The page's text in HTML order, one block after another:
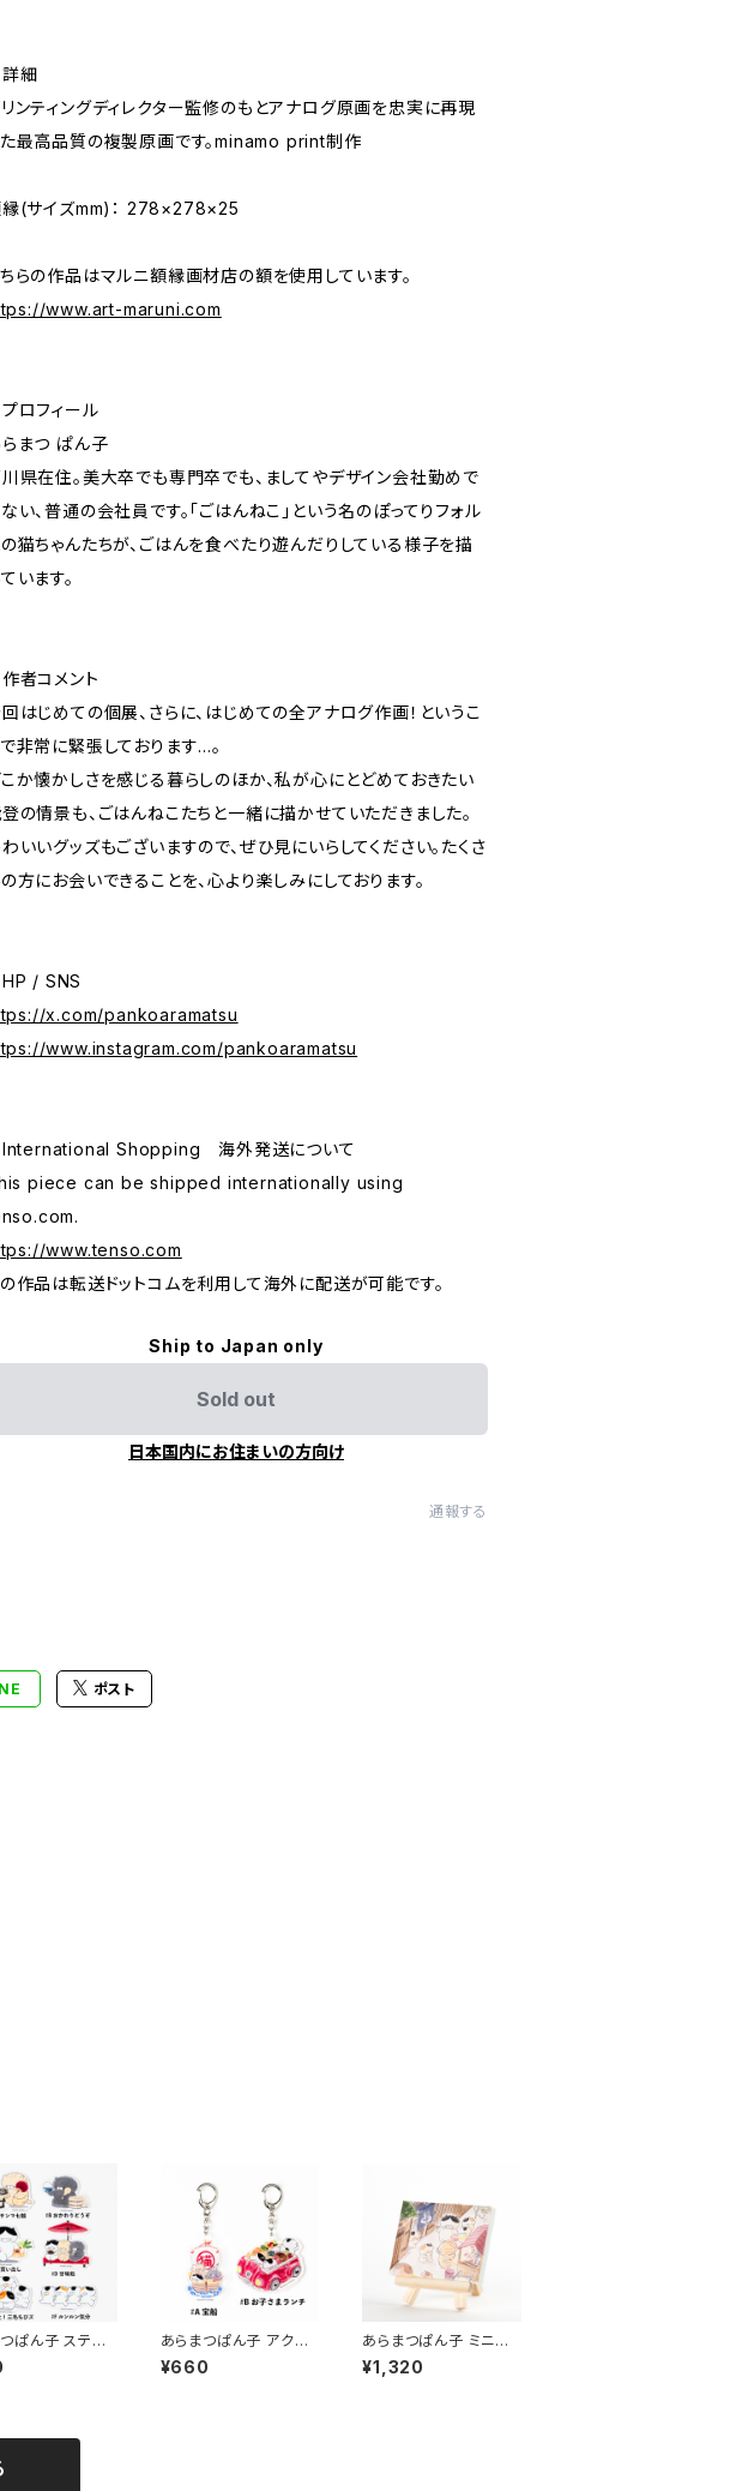
細
ンティングディレクター監修のもとアナログ原画を忠実に再現
た最高品質の複製原画です。minamo print制作
(サイズmm)： 278×278×25
らの作品はマルニ額縁画材店の額を使用しています。
www.art-maruni.com
ロフィール
らまつ ぱん子
県在住。美大卒でも専門卒でも、ましてやデザイン会社勤めで
い、普通の会社員です。「ごはんねこ」という名のぽってりフォル
猫ちゃんたちが、ごはんを食べたり遊んだりしている様子を描
います。
者コメント
はじめての個展、さらに、はじめての全アナログ作画！というこ
非常に緊張しております…。
か懐かしさを感じる暮らしのほか、私が心にとどめておきたい
の情景も、ごはんねこたちと一緒に描かせていただきました。
いいグッズもございますので、ぜひ見にいらしてください。たくさ
方にお会いできることを、心より楽しみにしております。
/ SNS
x.com/pankoaramatsu
www.instagram.com/pankoaramatsu
Shopping 海外発送について
piece can be shipped internationally using
www.tenso.com
作品は転送ドットコムを利用して海外に配送が可能です。
Ship to Japan only
Sold out
日本国内にお住まいの方向け
通報する
ポスト
ぱん子 ステッ
あらまつぱん子 アクリ
ルキーホルダー
¥660
あらまつぱん子 ミニキ
ャンバス
¥1,320